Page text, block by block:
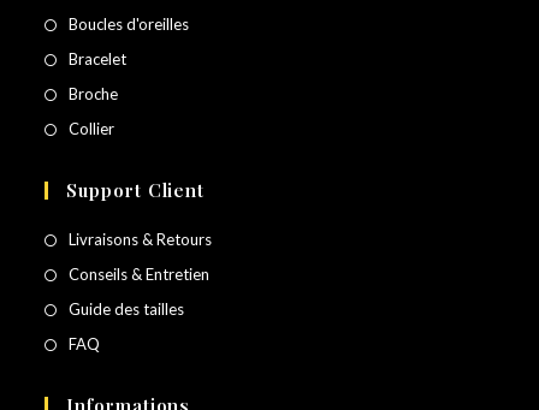
Boucles d'oreilles
Bracelet
Broche
Collier
Support Client
Livraisons & Retours
Conseils & Entretien
Guide des tailles
FAQ
Informations